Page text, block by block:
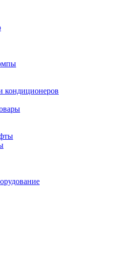
кондиционеров